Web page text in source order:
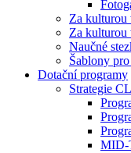
Za
Za
Naučné
Šablony
Dotační programy
Strategie
MID-